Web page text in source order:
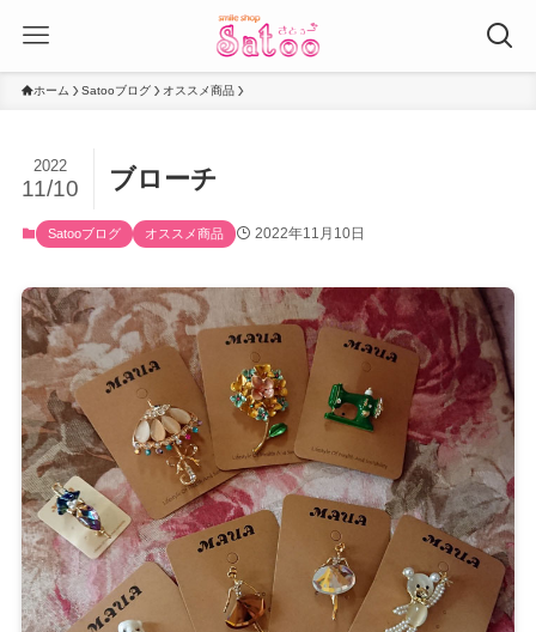
ホーム Satooブログ オススメ商品
ブローチ
2022
11/10
Satooブログ オススメ商品 2022年11月10日